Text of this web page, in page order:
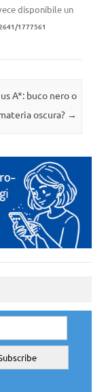
disponibile un
1777561
A*: buco nero o
oscura? →